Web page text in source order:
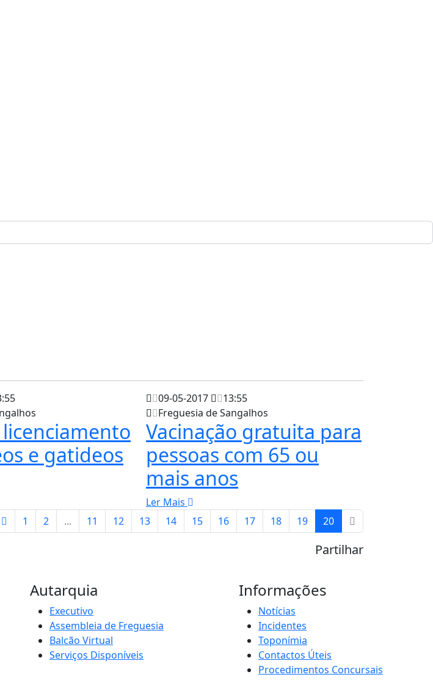
e gatideos
09-05-2017
13:55
Freguesia de Sangalhos
Vacinação gratuita para
pessoas com 65 ou
mais anos
Ler Mais
1 2 ... 11 12 13 14 15 16 17 18 19 20
Partilhar
Autarquia
Executivo
Assembleia de Freguesia
Balcão Virtual
Serviços Disponíveis
Informações
Notícias
Incidentes
Toponímia
Contactos Úteis
Procedimentos Concursais